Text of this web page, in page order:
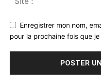
Enregistrer mon nom,
pour la prochaine fois que